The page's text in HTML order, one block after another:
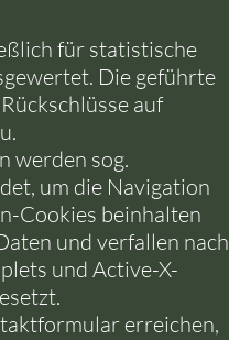
für statistische
Die geführte
auf
werden sog.
um die Navigation
Cookies beinhalten
und verfallen nach
und Active-X-
erreichen,